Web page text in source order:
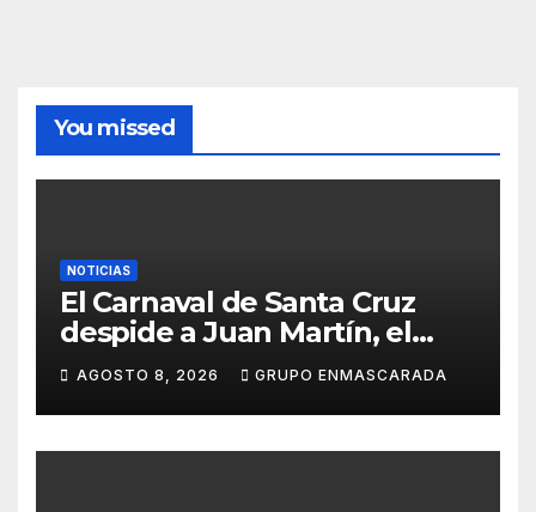
You missed
NOTICIAS
El Carnaval de Santa Cruz
despide a Juan Martín, el
inolvidable «Cristóbal Colón»
AGOSTO 8, 2026 GRUPO ENMASCARADA